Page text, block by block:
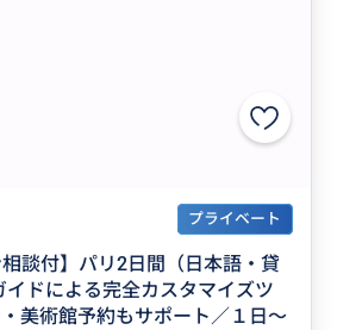
プライベート
相談付】パリ2日間（日本語・貸
イドによる完全カスタマイズツ
美術館予約もサポート／１日～